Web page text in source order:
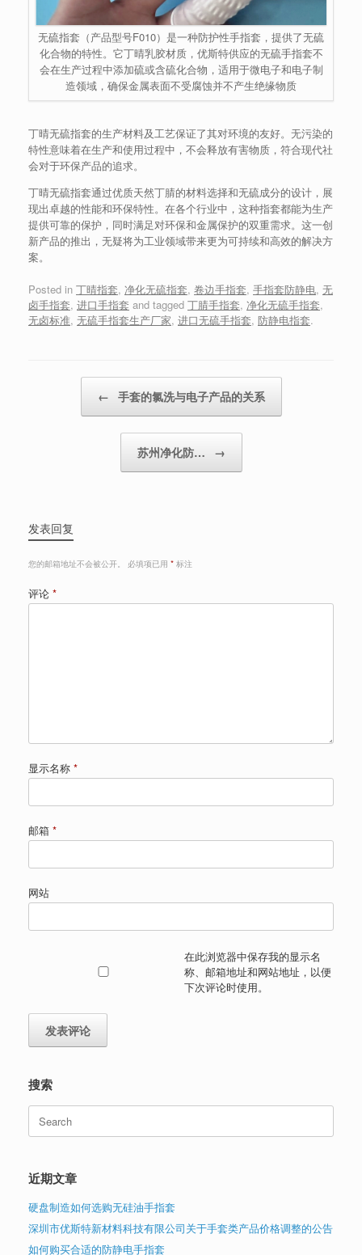
无硫指套（产品型号F010）是一种防护性手指套，提供了无硫
化合物的特性。它丁晴乳胶材质，优斯特供应的无硫手指套不
会在生产过程中添加硫或含硫化合物，适用于微电子和电子制
造领域，确保金属表面不受腐蚀并不产生绝缘物质
丁晴无硫指套的生产材料及工艺保证了其对环境的友好。无污染的
特性意味着在生产和使用过程中，不会释放有害物质，符合现代社
会对于环保产品的追求。
丁晴无硫指套通过优质天然丁腈的材料选择和无硫成分的设计，展
现出卓越的性能和环保特性。在各个行业中，这种指套都能为生产
提供可靠的保护，同时满足对环保和金属保护的双重需求。这一创
新产品的推出，无疑将为工业领域带来更为可持续和高效的解决方
案。
Posted in 丁晴指套, 净化无硫指套, 卷边手指套, 手指套防静电, 无
卤手指套, 进口手指套 and tagged 丁腈手指套, 净化无硫手指套,
无卤标准, 无硫手指套生产厂家, 进口无硫手指套, 防静电指套.
← 手套的氯洗与电子产品的关系
苏州净化防… →
发表回复
您的邮箱地址不会被公开。 必填项已用 * 标注
评论 *
显示名称 *
邮箱 *
网站
在此浏览器中保存我的显示名
称、邮箱地址和网站地址，以便
下次评论时使用。
搜索
Search
for:
近期文章
硬盘制造如何选购无硅油手指套
深圳市优斯特新材料科技有限公司关于手套类产品价格调整的公告
如何购买合适的防静电手指套